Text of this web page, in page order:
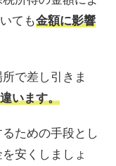
ても金額に影響
で差し引きま
います。
ための手段とし
安くしましょ